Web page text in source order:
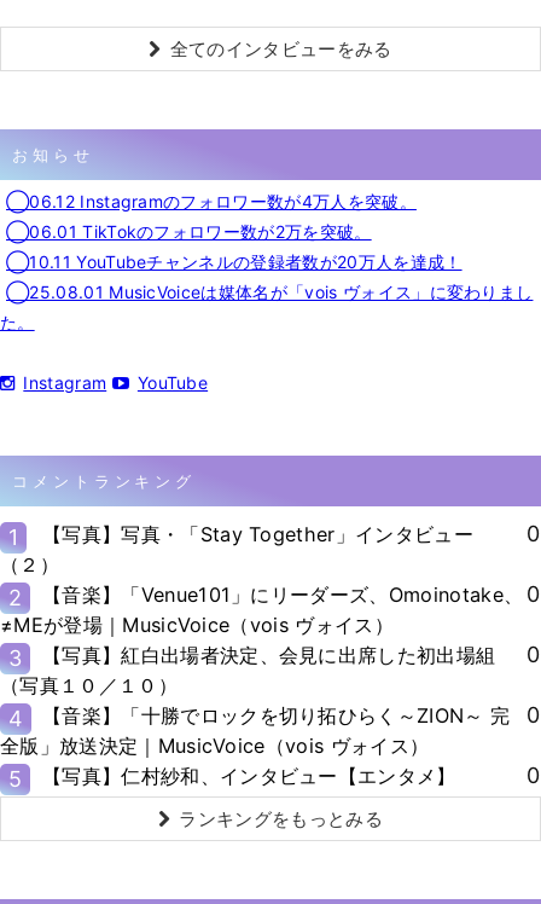
全てのインタビューをみる
お知らせ
◯06.12 Instagramのフォロワー数が4万人を突破。
◯06.01 TikTokのフォロワー数が2万を突破。
◯10.11 YouTubeチャンネルの登録者数が20万人を達成！
◯25.08.01 MusicVoiceは媒体名が「vois ヴォイス」に変わりまし
た。
Instagram YouTube
コメントランキング
1
【写真】写真・「Stay Together」インタビュー
（２）
0
2
【音楽】「Venue101」にリーダーズ、Omoinotake、
≠MEが登場｜MusicVoice（vois ヴォイス）
0
3
【写真】紅白出場者決定、会見に出席した初出場組
（写真１０／１０）
0
4
【音楽】「十勝でロックを切り拓ひらく～ZION～ 完
全版」放送決定｜MusicVoice（vois ヴォイス）
0
5 【写真】仁村紗和、インタビュー【エンタメ】 0
ランキングをもっとみる